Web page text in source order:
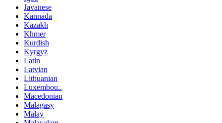
Javanese
Kannada
Kazakh
Khmer
Kurdish
Kyrgyz
Latin
Latvian
Lithuanian
Luxembou..
Macedonian
Malagasy
Malay